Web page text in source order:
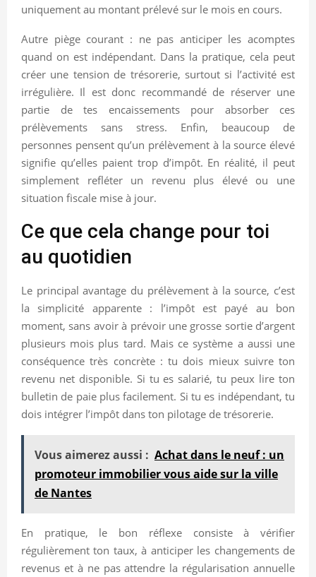
uniquement au montant prélevé sur le mois en cours.
Autre piège courant : ne pas anticiper les acomptes
quand on est indépendant. Dans la pratique, cela peut
créer une tension de trésorerie, surtout si l’activité est
irrégulière. Il est donc recommandé de réserver une
partie de tes encaissements pour absorber ces
prélèvements sans stress. Enfin, beaucoup de
personnes pensent qu’un prélèvement à la source élevé
signifie qu’elles paient trop d’impôt. En réalité, il peut
simplement refléter un revenu plus élevé ou une
situation fiscale mise à jour.
Ce que cela change pour toi
au quotidien
Le principal avantage du prélèvement à la source, c’est
la simplicité apparente : l’impôt est payé au bon
moment, sans avoir à prévoir une grosse sortie d’argent
plusieurs mois plus tard. Mais ce système a aussi une
conséquence très concrète : tu dois mieux suivre ton
revenu net disponible. Si tu es salarié, tu peux lire ton
bulletin de paie plus facilement. Si tu es indépendant, tu
dois intégrer l’impôt dans ton pilotage de trésorerie.
Vous aimerez aussi : Achat dans le neuf : un
promoteur immobilier vous aide sur la ville
de Nantes
En pratique, le bon réflexe consiste à vérifier
régulièrement ton taux, à anticiper les changements de
revenus et à ne pas attendre la régularisation annuelle